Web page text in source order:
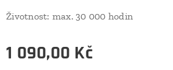
Životnost: max. 30 000 hodin
1 090,00 Kč